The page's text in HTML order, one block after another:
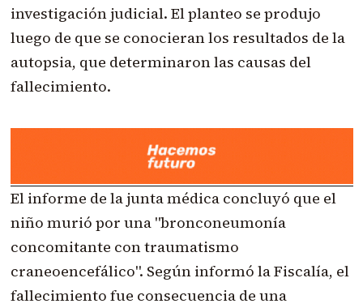
investigación judicial. El planteo se produjo
luego de que se conocieran los resultados de la
autopsia, que determinaron las causas del
fallecimiento.
El informe de la junta médica concluyó que el
niño murió por una "bronconeumonía
concomitante con traumatismo
craneoencefálico". Según informó la Fiscalía, el
fallecimiento fue consecuencia de una